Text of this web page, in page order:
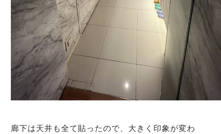
廊下は天井も全て貼ったので、大きく印象が変わ